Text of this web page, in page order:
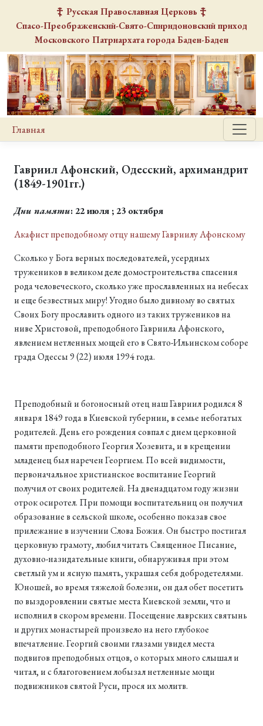
Русская Православная Церковь
Спасо-Преображенский-Свято-Спиридоновский приход
Московского Патриархата города Баден-Баден
Главная
Гавриил Афонский, Одесский, архимандрит
(1849-1901гг.)
Дни памяти: 22 июля ; 23 октября
Акафист преподобному отцу нашему Гавриилу Афонскому
Сколько у Бога верных последователей, усердных
тружеников в великом деле домостроительства спасения
рода человеческого, сколько уже прославленных на небесах
и еще безвестных миру! Угодно было дивному во святых
Своих Богу прославить одного из таких тружеников на
ниве Христовой, преподобного Гавриила Афонского,
явлением нетленных мощей его в Свято-Ильинском соборе
града Одессы 9 (22) июля 1994 года.
Преподобный и богоносный отец наш Гавриил родился 8
января 1849 года в Киевской губернии, в семье небогатых
родителей. День его рождения совпал с днем церковной
памяти преподобного Георгия Хозевита, и в крещении
младенец был наречен Георгием. По всей видимости,
первоначальное христианское воспитание Георгий
получил от своих родителей. На двенадцатом году жизни
отрок осиротел. При помощи воспитательниц он получил
образование в сельской школе, особенно показав свое
прилежание в изучении Слова Божия. Он быстро постигал
церковную грамоту, любил читать Священное Писание,
духовно-назидательные книги, обнаруживая при этом
светлый ум и ясную память, украшая себя добродетелями.
Юношей, во время тяжелой болезни, он дал обет посетить
по выздоровлении святые места Киевской земли, что и
исполнил в скором времени. Посещение лаврских святынь
и других монастырей произвело на него глубокое
впечатление. Георгий своими глазами увидел места
подвигов преподобных отцов, о которых много слышал и
читал, и с благоговением лобызал нетленные мощи
подвижников святой Руси, прося их молитв.